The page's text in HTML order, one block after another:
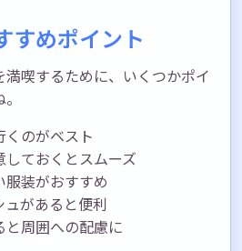
すめポイント
喫するために、いくつかポイ
くのがベスト
ておくとスムーズ
装がおすすめ
ュがあると便利
と周囲への配慮に